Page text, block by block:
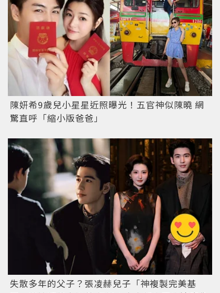
陳妍希9歲兒小星星近照曝光！五官神似陳曉 網
驚直呼「縮小版爸爸」
失散多年的父子？張凌赫兒子「神複製完美基